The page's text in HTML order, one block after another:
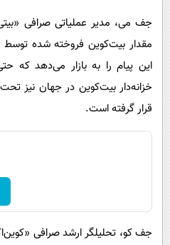
مقدار بیت‌کوین فروخته‌ شده توسط
این پیام را به بازار می‌دهد که
خزانه‌دار بیت‌کوین در جهان نیز
قرار گرفته است.